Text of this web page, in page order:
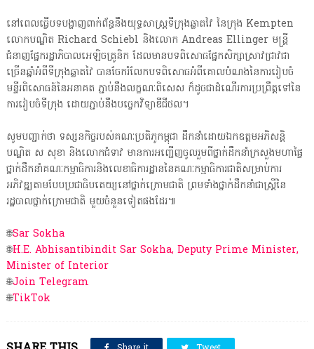
នៅពេលធ្វើបទបង្ហាញពាក់ព័ន្ធនឹងយុទ្ធសាស្ត្រទីក្រុងឆ្លាតវៃ នៃក្រុង Kempten
លោកបណ្ឌិត Richard Schiebl និងលោក Andreas Ellinger មន្ត្រី
ជំនាញផ្នែករដ្ឋាភិបាលអេឡិចត្រូនិក ដែលមានបទពិសោធផ្នែកសិក្សាស្រាវជ្រាវជា
ច្រើនឆ្នាំអំពីទីក្រុងឆ្លាតវៃ បានចែករំលែកបទពិសោធអំពីគោលបំណងនៃការរៀបចំ
មន្ទីរពិសោធន៍នៃអនាគត ភ្ជាប់នឹងលក្ខណៈពិសេស ក៏ដូចជាដំណើរការប្រព្រឹត្តទៅនៃ
ការរៀបចំទីក្រុង ដោយភ្ជាប់នឹងបច្ចេកវិទ្យាឌីជីថល។
សូមបញ្ជាក់ថា ទស្សនកិច្ចរបស់គណៈប្រតិភូកម្ពុជា ដឹកនាំដោយឯកឧត្តមអភិសន្តិ
បណ្ឌិត ស សុខា និងលោកជំទាវ មានការអញ្ជើញចូលរួមពីថ្នាក់ដឹកនាំក្រសួងមហាផ្ទៃ
ថ្នាក់ដឹកនាំគណៈកម្មាធិការនិងលេខាធិការដ្ឋាននៃគណៈកម្មាធិការជាតិសម្រាប់ការ
អភិវឌ្ឍតាមបែបប្រជាធិបតេយ្យនៅថ្នាក់ក្រោមជាតិ ព្រមទាំងថ្នាក់ដឹកនាំជាស្ត្រីនៃ
រដ្ឋបាលថ្នាក់ក្រោមជាតិ មួយចំនួនទៀតផងដែរ៕
🌐Sar Sokha
🌐H.E. Abhisantibindit Sar Sokha, Deputy Prime Minister,
Minister of Interior
🌐Join Telegram
🌐TikTok